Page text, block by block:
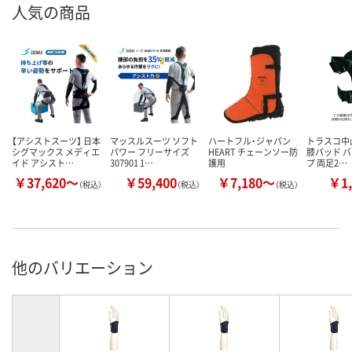
人気の商品
【アシストスーツ】 日本
シグマックス メディエ
イド アシスト…
￥37,620～（税込）
マッスルスーツ ソフト
パワー フリーサイズ
307901 1…
￥59,400（税込）
ハートフル・ジャパン
HEART チェーンソー防
護用
￥7,180～（税込）
トラスコ
膝パッド
プ 両足2…
￥
他のバリエーション